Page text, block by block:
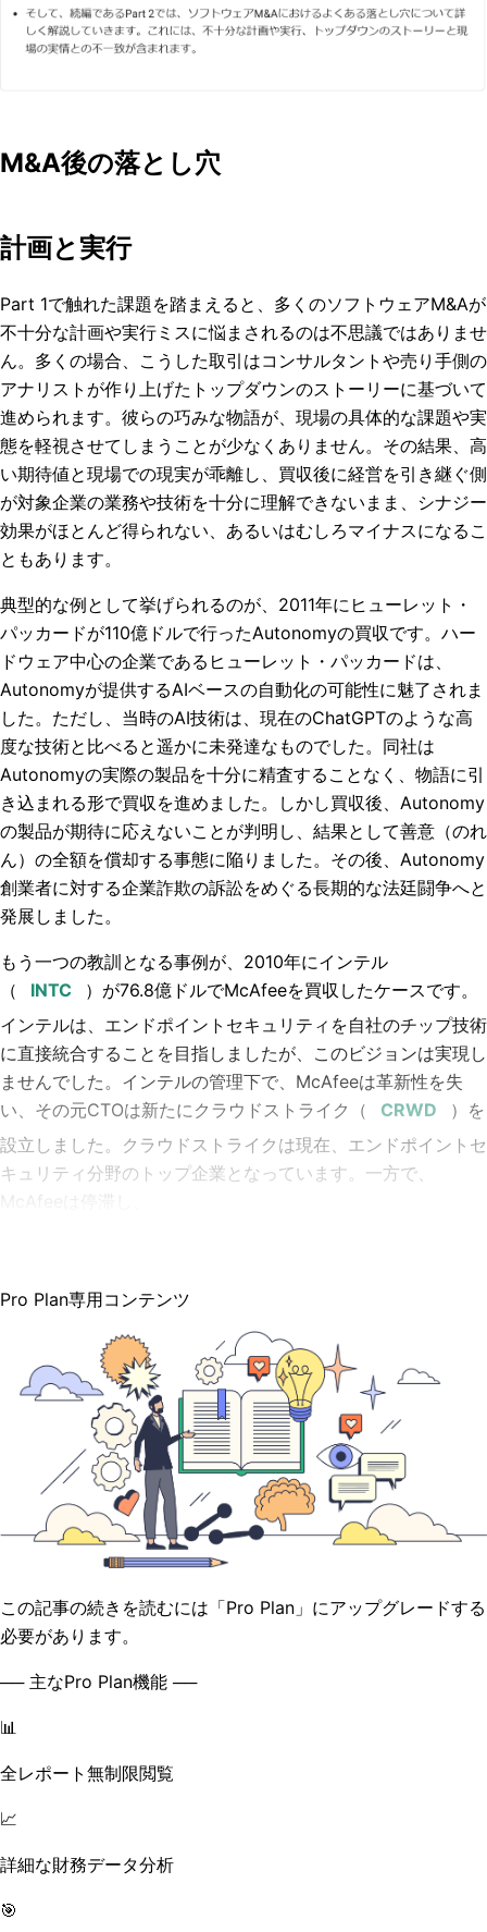
M&A後の落とし穴
計画と実行
Part 1で触れた課題を踏まえると、多くのソフトウェアM&Aが
不十分な計画や実行ミスに悩まされるのは不思議ではありませ
ん。多くの場合、こうした取引はコンサルタントや売り手側の
アナリストが作り上げたトップダウンのストーリーに基づいて
進められます。彼らの巧みな物語が、現場の具体的な課題や実
態を軽視させてしまうことが少なくありません。その結果、高
い期待値と現場での現実が乖離し、買収後に経営を引き継ぐ側
が対象企業の業務や技術を十分に理解できないまま、シナジー
効果がほとんど得られない、あるいはむしろマイナスになるこ
ともあります。
典型的な例として挙げられるのが、2011年に ヒューレット・
パッカードが110億ドルで行ったAutonomyの買収です。ハー
ドウェア中心の企業である ヒューレット・パッカードは、
Autonomyが提供するAIベースの自動化の可能性に魅了されま
した。ただし、当時のAI技術は、現在のChatGPTのような高
度な技術と比べると遥かに未発達なものでした。同社は
Autonomyの実際の製品を十分に精査することなく、物語に引
き込まれる形で買収を進めました。しかし買収後、Autonomy
の製品が期待に応えないことが判明し、結果として善意（のれ
ん）の全額を償却する事態に陥りました。その後、Autonomy
創業者に対する企業詐欺の訴訟をめぐる長期的な法廷闘争へと
発展しました。
もう一つの教訓となる事例が、2010年にインテル
（
）が76.8億ドルでMcAfeeを買収したケースです。
インテルは、エンドポイントセキュリティを自社のチップ技術
に直接統合することを目指しましたが、このビジョンは実現し
ませんでした。インテルの管理下で、McAfeeは革新性を失
い、その元CTOは新たにクラウドストライク（
）を
設立しました。クラウドストライクは現在、エンドポイントセ
キュリティ分野のトップ企業となっています。一方で、
McAfeeは停滞し、
Pro Plan専用コンテンツ
この記事の続きを読むには「Pro Plan」にアップグレードする
必要があります。
── 主なPro Plan機能 ──
📊
全レポート無制限閲覧
📈
詳細な財務データ分析
🎯